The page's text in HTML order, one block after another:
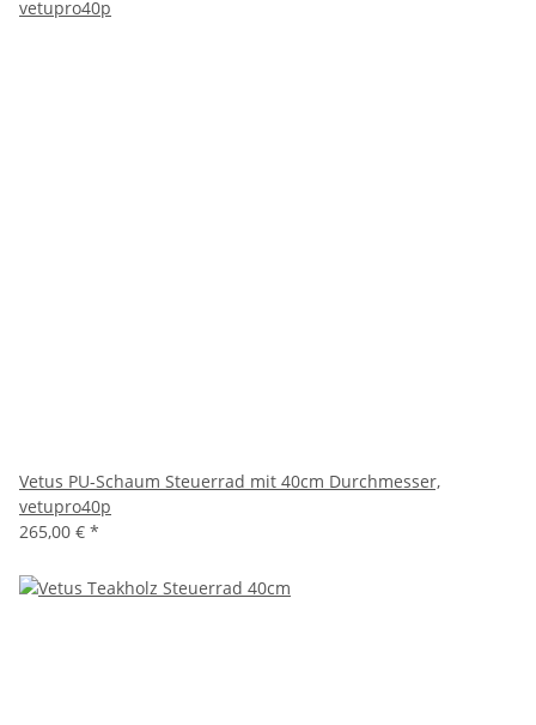
Vetus PU-Schaum Steuerrad mit 40cm Durchmesser,
vetupro40p
265,00 € *